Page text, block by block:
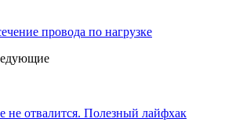
провода по нагрузке
не отвалится. Полезный лайфхак